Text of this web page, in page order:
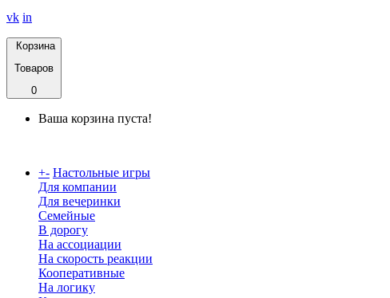
vk in
Корзина
Товаров
0
Ваша корзина пуста!
+- Настольные игры
Для компании
Для вечеринки
Семейные
В дорогу
На ассоциации
На скорость реакции
Кооперативные
На логику